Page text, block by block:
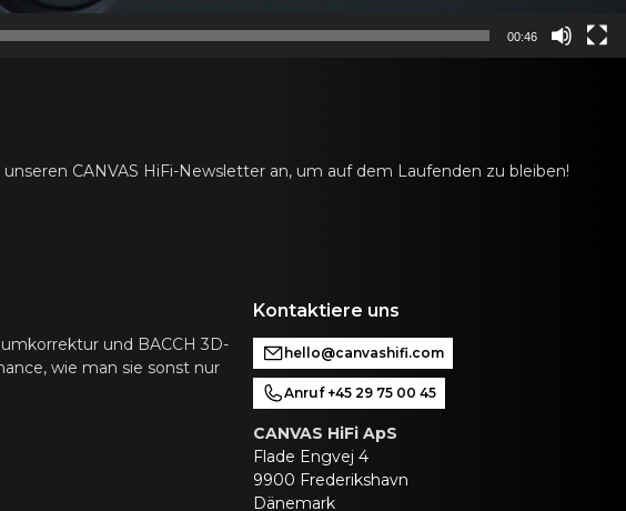
00:46
CANVAS HiFi-Newsletter an, um auf dem Laufenden zu bleiben!
und BACCH 3D-
wie man sie sonst nur
Kontaktiere uns
hello@canvashifi.com
Anruf +45 29 75 00 45
CANVAS HiFi ApS
Flade Engvej 4
9900 Frederikshavn
Dänemark